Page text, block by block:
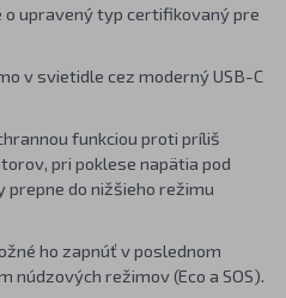
o upravený typ certifikovaný pre
v svietidle cez moderný USB-C
funkciou proti príliš
pri poklese napätia pod
do nižšieho režimu
ho zapnúť v poslednom
núdzových režimov (Eco a SOS).